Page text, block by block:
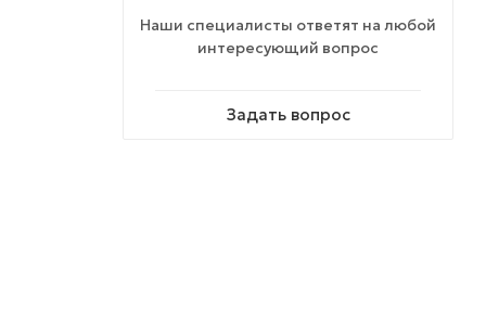
Наши специалисты ответят на любой
интересующий вопрос
Задать вопрос